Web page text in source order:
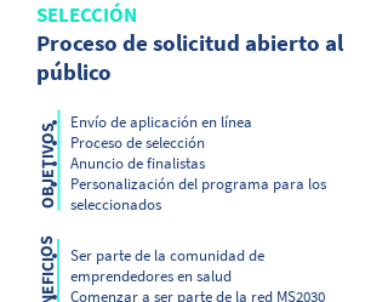
SELECCIÓN
Proceso de solicitud abierto al
público
OBJETIVOS
Envío de aplicación en línea
Proceso de selección
Anuncio de finalistas
Personalización del programa para los
seleccionados
BENEFICIOS
Ser parte de la comunidad de
emprendedores en salud
Comenzar a ser parte de la red MS2030